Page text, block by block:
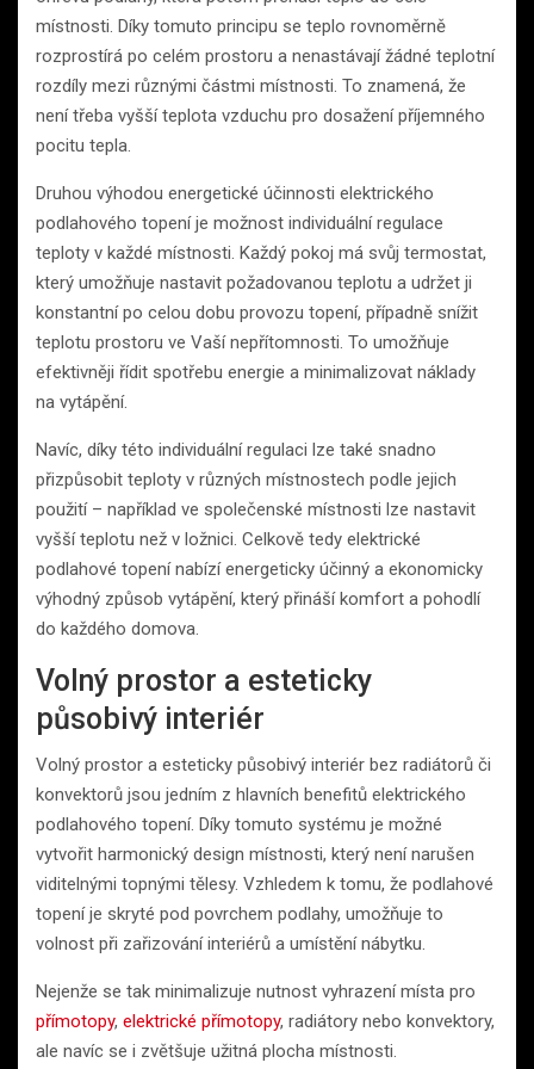
místnosti. Díky tomuto principu se teplo rovnoměrně
rozprostírá po celém prostoru a nenastávají žádné teplotní
rozdíly mezi různými částmi místnosti. To znamená, že
není třeba vyšší teplota vzduchu pro dosažení příjemného
pocitu tepla.
Druhou výhodou energetické účinnosti elektrického
podlahového topení je možnost individuální regulace
teploty v každé místnosti. Každý pokoj má svůj termostat,
který umožňuje nastavit požadovanou teplotu a udržet ji
konstantní po celou dobu provozu topení, případně snížit
teplotu prostoru ve Vaší nepřítomnosti. To umožňuje
efektivněji řídit spotřebu energie a minimalizovat náklady
na vytápění.
Navíc, díky této individuální regulaci lze také snadno
přizpůsobit teploty v různých místnostech podle jejich
použití – například ve společenské místnosti lze nastavit
vyšší teplotu než v ložnici. Celkově tedy elektrické
podlahové topení nabízí energeticky účinný a ekonomicky
výhodný způsob vytápění, který přináší komfort a pohodlí
do každého domova.
Volný prostor a esteticky
působivý interiér
Volný prostor a esteticky působivý interiér bez radiátorů či
konvektorů jsou jedním z hlavních benefitů elektrického
podlahového topení. Díky tomuto systému je možné
vytvořit harmonický design místnosti, který není narušen
viditelnými topnými tělesy. Vzhledem k tomu, že podlahové
topení je skryté pod povrchem podlahy, umožňuje to
volnost při zařizování interiérů a umístění nábytku.
Nejenže se tak minimalizuje nutnost vyhrazení místa pro
přímotopy, elektrické přímotopy, radiátory nebo konvektory,
ale navíc se i zvětšuje užitná plocha místnosti.